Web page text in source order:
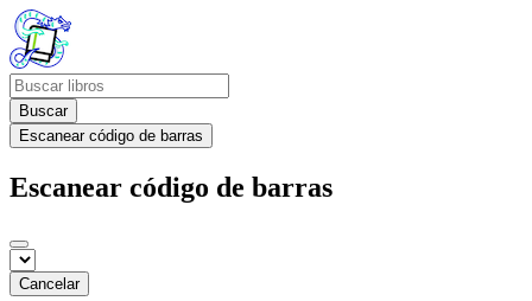
Buscar
Escanear código de barras
Escanear código de barras
Cancelar